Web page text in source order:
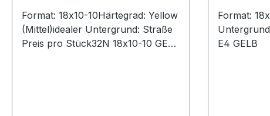
Format: 18x10-10Härtegrad: Yellow
(Mittel)idealer Untergrund: Straße
Preis pro Stück32N 18x10-10 GELB
Format:
E4 GELB